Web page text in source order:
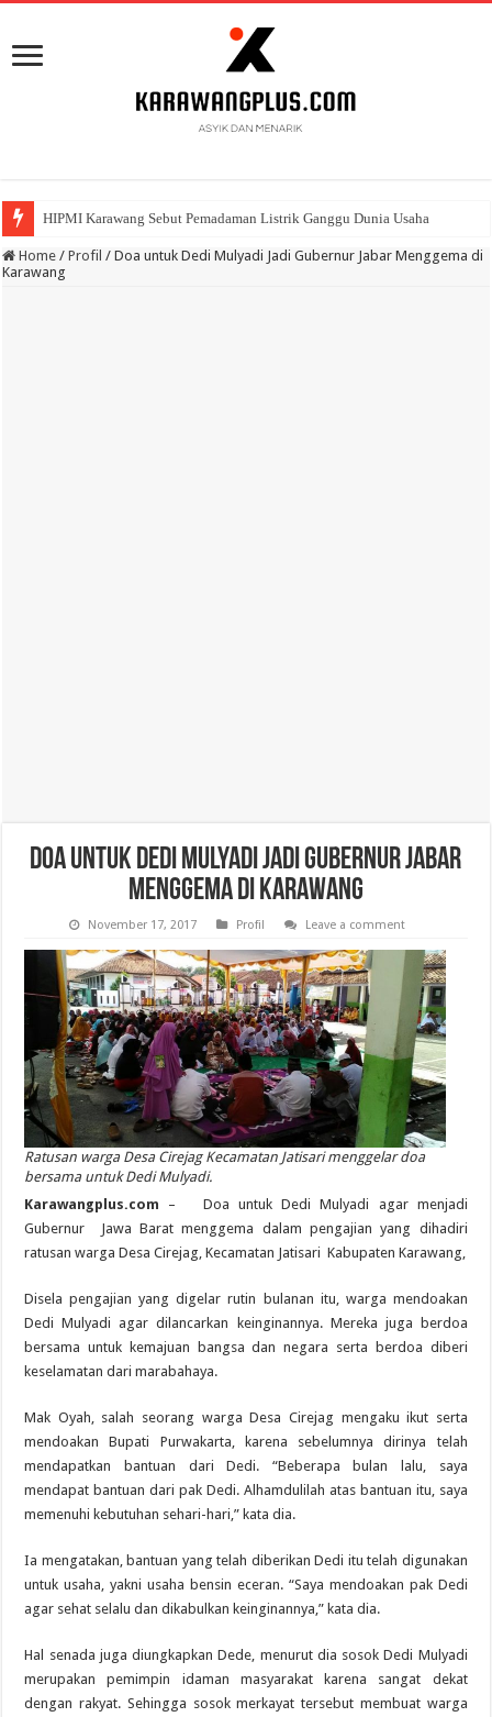
HIPMI Karawang Sebut Pemadaman Listrik Ganggu Dunia Usaha
BPK Ganjar WTP ke 11 Pada Laporan Keuangan Pemda Karawang
Home / Profil / Doa untuk Dedi Mulyadi Jadi Gubernur Jabar Menggema di
Karawang
Doa untuk Dedi Mulyadi Jadi Gubernur Jabar
Menggema di Karawang
November 17, 2017 Profil Leave a comment
Ratusan warga Desa Cirejag Kecamatan Jatisari menggelar doa
bersama untuk Dedi Mulyadi.
Karawangplus.com – Doa untuk Dedi Mulyadi agar menjadi
Gubernur Jawa Barat menggema dalam pengajian yang dihadiri
ratusan warga Desa Cirejag, Kecamatan Jatisari Kabupaten Karawang,
Disela pengajian yang digelar rutin bulanan itu, warga mendoakan
Dedi Mulyadi agar dilancarkan keinginannya. Mereka juga berdoa
bersama untuk kemajuan bangsa dan negara serta berdoa diberi
keselamatan dari marabahaya.
Mak Oyah, salah seorang warga Desa Cirejag mengaku ikut serta
mendoakan Bupati Purwakarta, karena sebelumnya dirinya telah
mendapatkan bantuan dari Dedi. “Beberapa bulan lalu, saya
mendapat bantuan dari pak Dedi. Alhamdulilah atas bantuan itu, saya
memenuhi kebutuhan sehari-hari,” kata dia.
Ia mengatakan, bantuan yang telah diberikan Dedi itu telah digunakan
untuk usaha, yakni usaha bensin eceran. “Saya mendoakan pak Dedi
agar sehat selalu dan dikabulkan keinginannya,” kata dia.
Hal senada juga diungkapkan Dede, menurut dia sosok Dedi Mulyadi
merupakan pemimpin idaman masyarakat karena sangat dekat
dengan rakyat. Sehingga sosok merkayat tersebut membuat warga